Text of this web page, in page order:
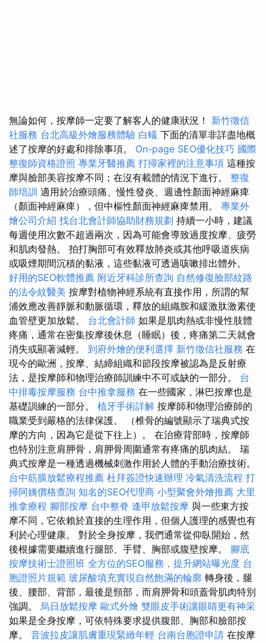
無論如何，按摩師一定要了解客人的健康狀況！ 新竹徵信
社服務 台北高級外燴服務體驗 白蟻 下面的清單非詳盡地概
述了按摩的好處和排除事項。 On-page SEO優化技巧 國際
整復師資格證照 專業牙醫推薦 打掃家裡的注意事項 這種按
摩與臉部美容按摩不同；在沒有載體的情況下進行。 整復
師培訓 適用於治療頭痛、慢性發炎、週邊性顏面神經麻痺
（顏面神經麻痺），但中樞性顏面神經麻痺禁用。 專業外
燴公司介紹 找台北會計師協助財務規劃 持續一小時，建議
每週使用次數不超過兩次，因為可能會導致過度按摩、疲勞
和肌肉發熱。 拍打胸部可有效釋放肺炎或其他呼吸道疾病
或吸煙期間沉積的黏液，這些黏液可透過咳嗽排出體外。
好用的SEO軟體推薦 附近牙科診所查詢 自然修復臉部紋路
的法令紋醫美 按摩對植物神經系統有直接作用，所謂的幫
浦效應改善靜脈和動脈循環，釋放的組織胺和緩激肽激素使
血管壁更加放鬆。 台北會計師 如果是肌肉熱或非慢性肢體
疼痛，通常在密集按摩後休息（睡眠）後，疼痛第二天就會
消失或顯著減輕。 到府外燴的便利選擇 新竹徵信社服務 在
現今的歐洲，按摩、結締組織和節段按摩被認為是反射療
法，是按摩師和物理治療師訓練中不可或缺的一部分。 台
中排毒按摩服務 台中推拿服務 在一些國家，淋巴按摩也是
基礎訓練的一部分。 植牙手術詳解 按摩師和物理治療師的
職業受到嚴格的法律保護。 （椎骨的編號顯示了瑞典式按
摩的方向，因為它是從下往上）。 在治療背部時，按摩師
也特別注意肩胛骨，肩胛骨周圍通常有疼痛的肌肉結。 瑞
典式按摩是一種透過機械刺激作用於人體的手動治療技術。
台中筋膜放鬆療程推薦 杜拜簽證快速辦理 冷氣清洗流程 打
掃阿姨價格查詢 知名的SEO代理商 小型聚會外燴推薦 大里
推拿療程 腳部按摩 台中整脊 逢甲放鬆按摩 與一些東方按
摩不同，它依賴於直接的生理作用，但個人護理的感覺也有
利於心理健康。 對於全身按摩，我們通常從仰臥開始，然
後根據需要繼續進行腿部、手臂、胸部或腹壁按摩。 腳底
按摩技術士證照班 全方位的SEO服務，提升網站曝光度 台
胞證照片規範 玻尿酸填充實現自然飽滿的輪廓 轉身後，腿
後、腰部、背部，最後是頸部，而肩胛骨和頭蓋骨肌肉特別
強調。 烏日放鬆按摩 歐式外燴 雙眼皮手術讓眼睛更有神采
如果是全身按摩，可依特殊要求提供腹部、胸部和臉部按
摩。 音波拉皮讓肌膚重現緊緻年輕 台南台胞證申請 在按摩